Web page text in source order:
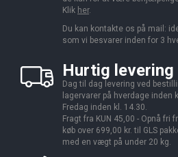
Klik her.
Du kan kontakte os på mail:
som vi besvarer inden for 3
Hurtig levering
Dag til dag levering ved
lagervarer på hverdage inden
Fredag inden kl. 14.30.
Fragt fra KUN 45,00 - Opnå fri
køb over 699,00 kr. til GLS
med en vægt på under 20 kg.